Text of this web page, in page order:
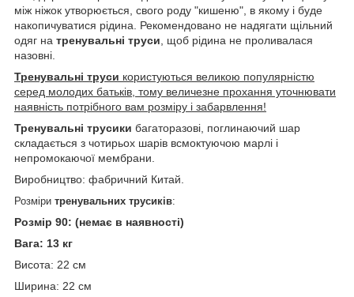
між ніжок утворюється, свого роду "кишеню", в якому і буде
накопичуватися рідина. Рекомендовано не надягати щільний
одяг на тренувальні труси, щоб рідина не проливалася
назовні.
Тренувальні труси користуються великою популярністю
серед молодих батьків, тому величезне прохання уточнювати
наявність потрібного вам розміру і забарвлення!
Тренувальні трусики багаторазові, поглинаючий шар
складається з чотирьох шарів всмоктуючою марлі і
непромокаючої мембрани.
Виробництво: фабричний Китай.
Розміри тренувальних трусиків:
Розмір 90: (немає в наявності)
Вага: 13 кг
Висота: 22 см
Ширина: 22 см